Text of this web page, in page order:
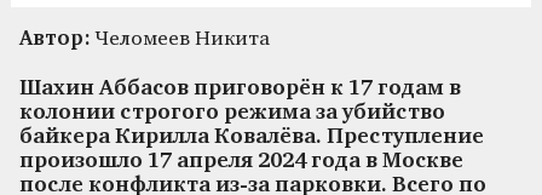
Автор: Челомеев Никита
Шахин Аббасов приговорён к 17 годам в
колонии строгого режима за убийство
байкера Кирилла Ковалёва. Преступление
произошло 17 апреля 2024 года в Москве
после конфликта из-за парковки. Всего по